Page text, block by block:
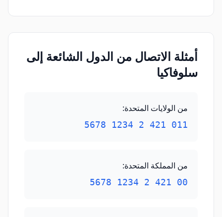
أمثلة الاتصال من الدول الشائعة إلى
سلوفاكيا
من الولايات المتحدة:
011 421 2 1234 5678
من المملكة المتحدة:
00 421 2 1234 5678